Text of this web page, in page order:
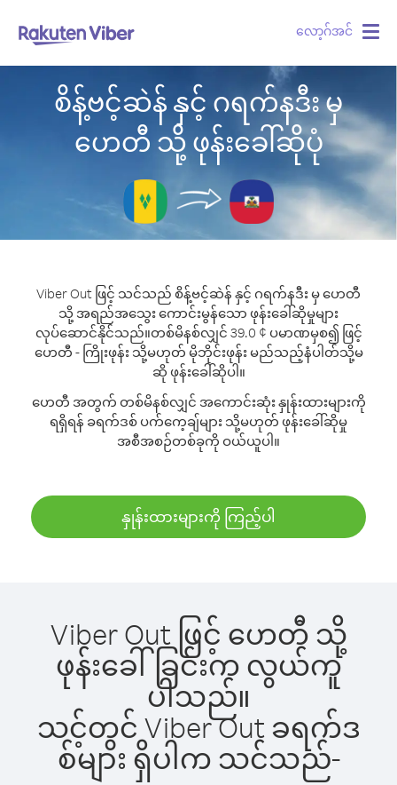
လော့ဂ်အင်
စိန့်ဗင့်ဆဲန် နှင့် ဂရက်နဒီး မှ
ဟေတီ သို့ ဖုန်းခေါ်ဆိုပုံ
Viber Out ဖြင့် သင်သည် စိန့်ဗင့်ဆဲန် နှင့် ဂရက်နဒီး မှ ဟေတီ
သို့ အရည်အသွေး ကောင်းမွန်သော ဖုန်းခေါ်ဆိုမှုများ
လုပ်ဆောင်နိုင်သည်။တစ်မိနစ်လျှင် 39.0 ¢ ပမာဏမှစ၍ ဖြင့်
ဟေတီ - ကြိုးဖုန်း သို့မဟုတ် မိုဘိုင်းဖုန်း မည်သည့်နံပါတ်သို့မ
ဆို ဖုန်းခေါ်ဆိုပါ။
ဟေတီ အတွက် တစ်မိနစ်လျှင် အကောင်းဆုံး နှုန်းထားများကို
ရရှိရန် ခရက်ဒစ် ပက်ကေ့ချ်များ သို့မဟုတ် ဖုန်းခေါ်ဆိုမှု
အစီအစဉ်တစ်ခုကို ဝယ်ယူပါ။
နှုန်းထားများကို ကြည့်ပါ
Viber Out ဖြင့် ဟေတီ သို့
ဖုန်းခေါ်ခြင်းက လွယ်ကူ
ပါသည်။
သင့်တွင် Viber Out ခရက်ဒ
စ်များ ရှိပါက သင်သည်-